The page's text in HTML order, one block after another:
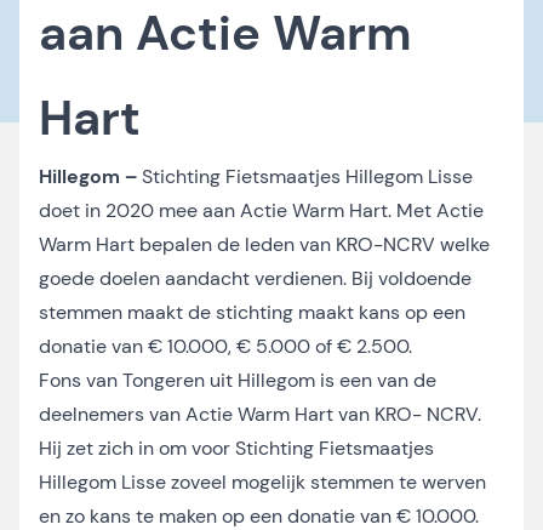
aan Actie Warm
Hart
Hillegom –Stichting Fietsmaatjes Hillegom Lisse
doet in 2020 mee aan Actie Warm Hart. Met Actie
Warm Hart bepalen de leden van KRO-NCRV welke
goede doelen aandacht verdienen. Bij voldoende
stemmen maakt de stichting maakt kans op een
donatie van € 10.000, € 5.000 of € 2.500.
Fons van Tongeren uit Hillegom is een van de
deelnemers van Actie Warm Hart van KRO- NCRV.
Hij zet zich in om voor Stichting Fietsmaatjes
Hillegom Lisse zoveel mogelijk stemmen te werven
en zo kans te maken op een donatie van € 10.000.